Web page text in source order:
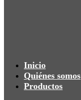
Inicio
Quiénes somos
Productos